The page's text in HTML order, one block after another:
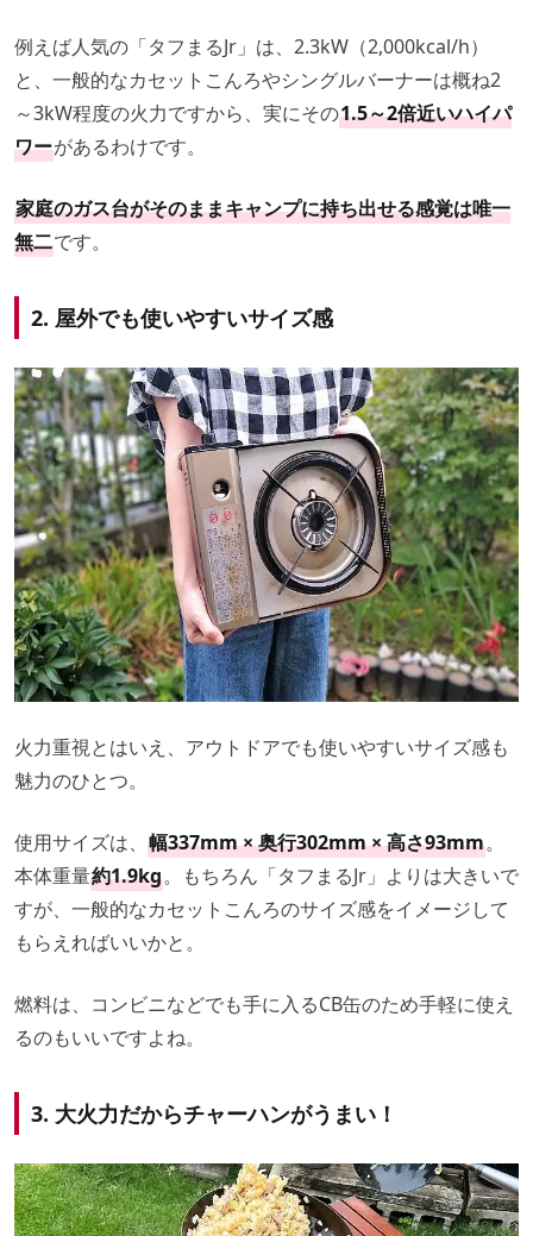
例えば人気の「タフまるJr」は、2.3kW（2,000kcal/h）
と、一般的なカセットこんろやシングルバーナーは概ね2
～3kW程度の火力ですから、実にその1.5～2倍近いハイパ
ワーがあるわけです。
家庭のガス台がそのままキャンプに持ち出せる感覚は唯一
無二です。
2. 屋外でも使いやすいサイズ感
火力重視とはいえ、アウトドアでも使いやすいサイズ感も
魅力のひとつ。
使用サイズは、 幅337mm × 奥行302mm × 高さ93mm。
本体重量約1.9kg。もちろん「タフまるJr」よりは大きいで
すが、一般的なカセットこんろのサイズ感をイメージして
もらえればいいかと。
燃料は、コンビニなどでも手に入るCB缶のため手軽に使え
るのもいいですよね。
3. 大火力だからチャーハンがうまい！